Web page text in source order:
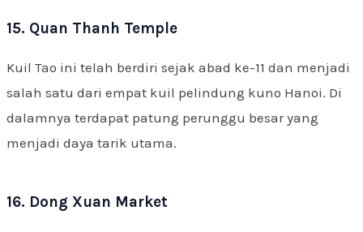
15. Quan Thanh Temple
Kuil Tao ini telah berdiri sejak abad ke-11 dan menjadi
salah satu dari empat kuil pelindung kuno Hanoi. Di
dalamnya terdapat patung perunggu besar yang
menjadi daya tarik utama.
16. Dong Xuan Market